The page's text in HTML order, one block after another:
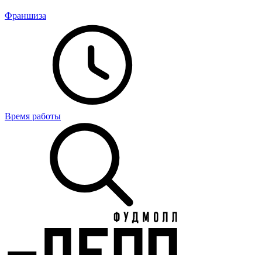
Франшиза
Время работы